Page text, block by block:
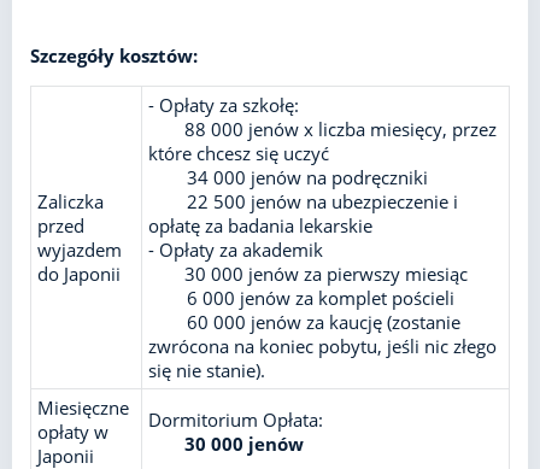
Szczegóły kosztów:
Zaliczka
przed
wyjazdem
do Japonii
- Opłaty za szkołę:
88 000 jenów x liczba miesięcy, przez
które chcesz się uczyć
34 000 jenów na podręczniki
22 500 jenów na ubezpieczenie i
opłatę za badania lekarskie
- Opłaty za akademik
30 000 jenów za pierwszy miesiąc
6 000 jenów za komplet pościeli
60 000 jenów za kaucję (zostanie
zwrócona na koniec pobytu, jeśli nic złego
się nie stanie).
Miesięczne
opłaty w
Japonii
Dormitorium Opłata:
30 000 jenów